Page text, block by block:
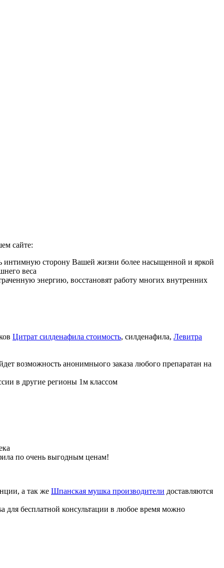
сайте:
интимную сторону Вашей жизни более насыщенной и яркой
веса
энергию, восстановят работу многих внутренних
Цитрат силденафила стоимость, силденафила, Левитра
возможность анонимныого заказа любого препаратан на
в другие регионы 1м классом
по очень выгодным ценам!
а так же Шпанская мушка производители доставляются
для бесплатной консультации в любое время можно